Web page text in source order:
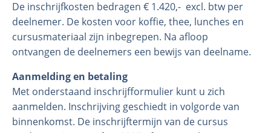
De inschrijfkosten bedragen € 1.420,- excl. btw per
deelnemer. De kosten voor koffie, thee, lunches en
cursusmateriaal zijn inbegrepen. Na afloop
ontvangen de deelnemers een bewijs van deelname.
Aanmelding en betaling
Met onderstaand inschrijfformulier kunt u zich
aanmelden. Inschrijving geschiedt in volgorde van
binnenkomst. De inschrijftermijn van de cursus